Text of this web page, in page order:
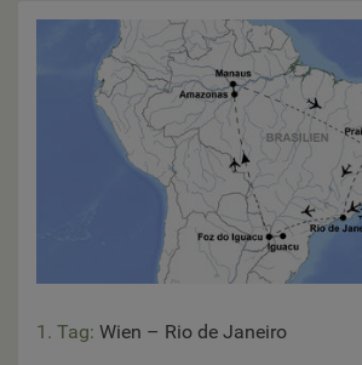
1. Tag: Wien – Rio de Janeiro